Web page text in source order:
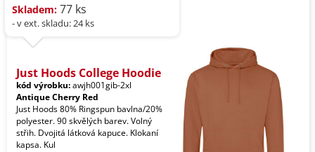
Skladem: 77 ks
- v ext. skladu: 24 ks
Just Hoods College Hoodie
kód výrobku:awjh001gib-2xl
Antique Cherry Red
Just Hoods 80% Ringspun bavlna/20%
polyester. 90 skvělých barev. Volný
střih. Dvojitá látková kapuce. Klokaní
kapsa. Kul